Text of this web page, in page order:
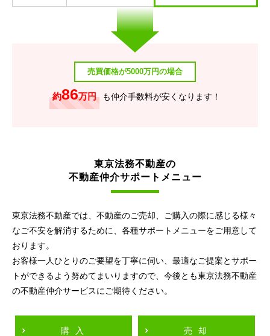
売買価格が5000万円の場合
約86万円 も仲介手数料が安くなります！
東京法務不動産の
不動産仲介サポートメニュー
東京法務不動産では、不動産のご売却、ご購入の際に感じる様々
なご不安を解消するために、各種サポートメニューをご用意して
おります。
お客様一人ひとりのご要望を丁寧に伺い、最適なご提案とサポー
トができるよう努めてまいりますので、今後とも東京法務不動産
の不動産仲介サービスにご期待ください。
購入 売却